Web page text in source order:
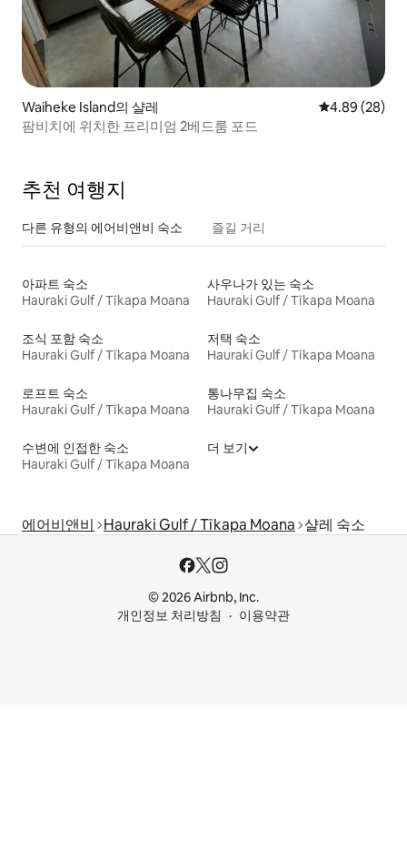
Waiheke Island의 샬레 평점 4.89점(5
4.89 (28)
팜비치에 위치한 프리미엄 2베드룸 포드
추천 여행지
다른 유형의 에어비앤비 숙소 즐길 거리
아파트 숙소
Hauraki Gulf / Tīkapa Moana
사우나가 있는 숙소
Hauraki Gulf / Tīkapa Moana
조식 포함 숙소
Hauraki Gulf / Tīkapa Moana
저택 숙소
Hauraki Gulf / Tīkapa Moana
로프트 숙소
Hauraki Gulf / Tīkapa Moana
통나무집 숙소
Hauraki Gulf / Tīkapa Moana
수변에 인접한 숙소
Hauraki Gulf / Tīkapa Moana
더 보기
에어비앤비 Hauraki Gulf / Tīkapa Moana 샬레 숙소
© 2026 Airbnb, Inc.
개인정보 처리방침
이용약관